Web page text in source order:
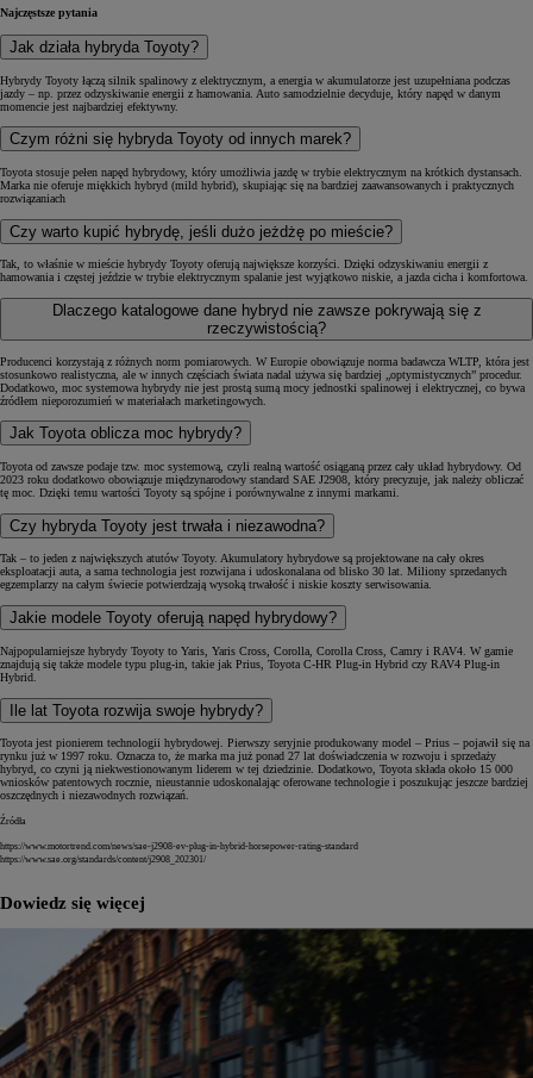
Najczęstsze pytania
Jak działa hybryda Toyoty?
Hybrydy Toyoty łączą silnik spalinowy z elektrycznym, a energia w akumulatorze jest uzupełniana podczas
jazdy – np. przez odzyskiwanie energii z hamowania. Auto samodzielnie decyduje, który napęd w danym
momencie jest najbardziej efektywny.
Czym różni się hybryda Toyoty od innych marek?
Toyota stosuje pełen napęd hybrydowy, który umożliwia jazdę w trybie elektrycznym na krótkich dystansach.
Marka nie oferuje miękkich hybryd (mild hybrid), skupiając się na bardziej zaawansowanych i praktycznych
rozwiązaniach
Czy warto kupić hybrydę, jeśli dużo jeżdżę po mieście?
Tak, to właśnie w mieście hybrydy Toyoty oferują największe korzyści. Dzięki odzyskiwaniu energii z
hamowania i częstej jeździe w trybie elektrycznym spalanie jest wyjątkowo niskie, a jazda cicha i komfortowa.
Dlaczego katalogowe dane hybryd nie zawsze pokrywają się z
rzeczywistością?
Producenci korzystają z różnych norm pomiarowych. W Europie obowiązuje norma badawcza WLTP, która jest
stosunkowo realistyczna, ale w innych częściach świata nadal używa się bardziej „optymistycznych” procedur.
Dodatkowo, moc systemowa hybrydy nie jest prostą sumą mocy jednostki spalinowej i elektrycznej, co bywa
źródłem nieporozumień w materiałach marketingowych.
Jak Toyota oblicza moc hybrydy?
Toyota od zawsze podaje tzw. moc systemową, czyli realną wartość osiąganą przez cały układ hybrydowy. Od
2023 roku dodatkowo obowiązuje międzynarodowy standard SAE J2908, który precyzuje, jak należy obliczać
tę moc. Dzięki temu wartości Toyoty są spójne i porównywalne z innymi markami.
Czy hybryda Toyoty jest trwała i niezawodna?
Tak – to jeden z największych atutów Toyoty. Akumulatory hybrydowe są projektowane na cały okres
eksploatacji auta, a sama technologia jest rozwijana i udoskonalana od blisko 30 lat. Miliony sprzedanych
egzemplarzy na całym świecie potwierdzają wysoką trwałość i niskie koszty serwisowania.
Jakie modele Toyoty oferują napęd hybrydowy?
Najpopularniejsze hybrydy Toyoty to Yaris, Yaris Cross, Corolla, Corolla Cross, Camry i RAV4. W gamie
znajdują się także modele typu plug-in, takie jak Prius, Toyota C-HR Plug-in Hybrid czy RAV4 Plug-in
Hybrid.
Ile lat Toyota rozwija swoje hybrydy?
Toyota jest pionierem technologii hybrydowej. Pierwszy seryjnie produkowany model – Prius – pojawił się na
rynku już w 1997 roku. Oznacza to, że marka ma już ponad 27 lat doświadczenia w rozwoju i sprzedaży
hybryd, co czyni ją niekwestionowanym liderem w tej dziedzinie. Dodatkowo, Toyota składa około 15 000
wniosków patentowych rocznie, nieustannie udoskonalając oferowane technologie i poszukując jeszcze bardziej
oszczędnych i niezawodnych rozwiązań.
Źródła
https://www.motortrend.com/news/sae-j2908-ev-plug-in-hybrid-horsepower-rating-standard
https://www.sae.org/standards/content/j2908_202301/
Dowiedz się więcej